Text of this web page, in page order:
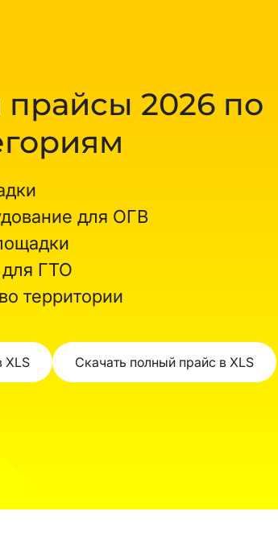
прайсы 2026 по
для ОГВ
ГТО
территории
XLS Скачать полный прайс в XLS